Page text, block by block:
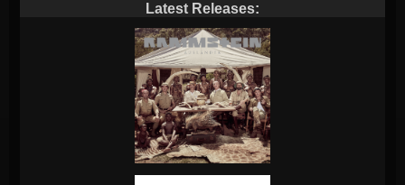
Latest Releases: